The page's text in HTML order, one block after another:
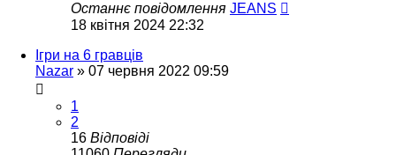
Останнє повідомлення JEANS
18 квітня 2024 22:32
Ігри на 6 гравців
Nazar » 07 червня 2022 09:59
1
2
16 Відповіді